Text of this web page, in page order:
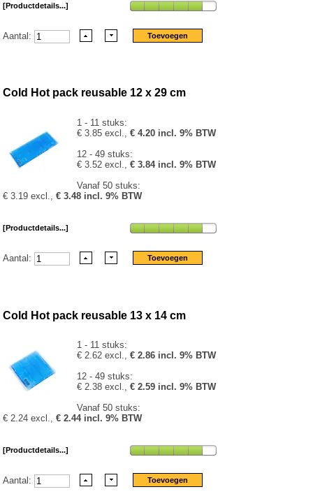
[Productdetails...]
Aantal:
Cold Hot pack reusable 12 x 29 cm
1 - 11 stuks:
€ 3.85 excl.,€ 4.20 incl. 9% BTW
12 - 49 stuks:
€ 3.52 excl.,€ 3.84 incl. 9% BTW
Vanaf 50 stuks:
€ 3.19 excl.,€ 3.48 incl. 9% BTW
[Productdetails...]
Aantal:
Cold Hot pack reusable 13 x 14 cm
1 - 11 stuks:
€ 2.62 excl.,€ 2.86 incl. 9% BTW
12 - 49 stuks:
€ 2.38 excl.,€ 2.59 incl. 9% BTW
Vanaf 50 stuks:
€ 2.24 excl.,€ 2.44 incl. 9% BTW
[Productdetails...]
Aantal: